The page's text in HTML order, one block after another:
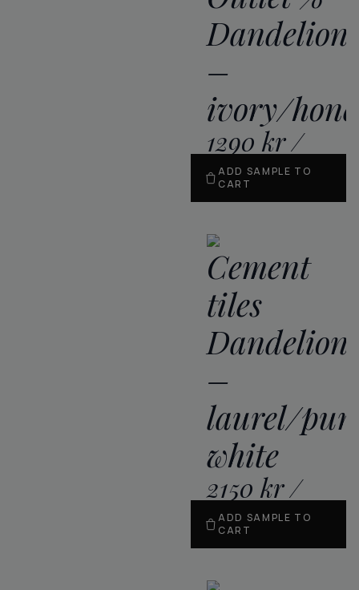
Dandelion
–
ivory/
1290 kr/
m2
ADD SAMPLE TO
CART
Cement
tiles
Dandelion
–
laurel/
white
2150 kr/
m2
ADD SAMPLE TO
CART